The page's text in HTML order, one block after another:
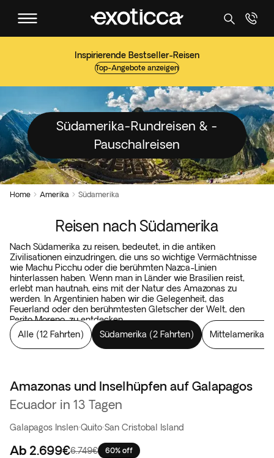
Inspirierende Bestseller-Reisen
Top-Angebote anzeigen
Südamerika-Rundreisen & -
Pauschalreisen
Home  Amerika  Südamerika
Reisen nach Südamerika
Nach Südamerika zu reisen, bedeutet, in die antiken
Zivilisationen einzudringen, die uns so wichtige Vermächtnisse
wie Machu Picchu oder die berühmten Nazca-Linien
hinterlassen haben. Wenn man in Länder wie Brasilien reist,
erlebt man hautnah, eins mit der Natur des Amazonas zu
werden. In Argentinien haben wir die Gelegenheit, das
Feuerland oder den berühmtesten Gletscher der Welt, den
Perito Moreno, zu entdecken.
Alle (12 Fahrten) Südamerika (2 Fahrten) Mittelamerika
Flash-Sale
Amazonas und Inselhüpfen auf Galapagos
Ecuador in 13 Tagen
Galapagos Inslen·Quito·San Cristobal Island
Ab 2.699€6.749€ 60% off